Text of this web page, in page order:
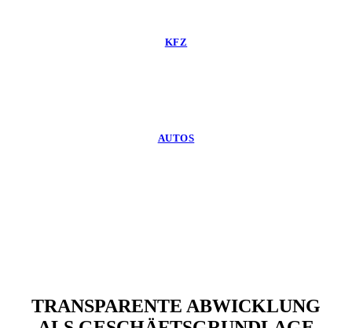
KFZ
AUTOS
TRANSPARENTE ABWICKLUNG